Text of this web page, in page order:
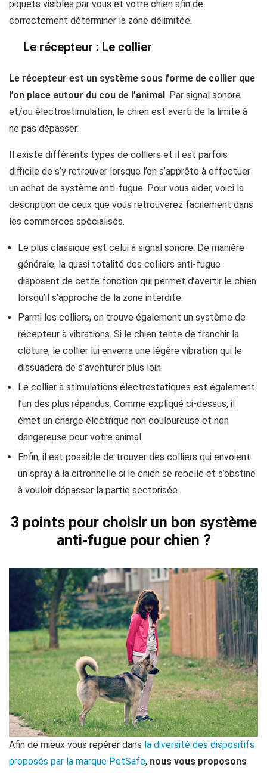
piquets visibles par vous et votre chien afin de
correctement déterminer la zone délimitée.
Le récepteur : Le collier
Le récepteur est un système sous forme de collier que
l’on place autour du cou de l’animal . Par signal sonore
et/ou électrostimulation, le chien est averti de la limite à
ne pas dépasser.
Il existe différents types de colliers et il est parfois
difficile de s’y retrouver lorsque l’on s’apprête à effectuer
un achat de système anti-fugue. Pour vous aider, voici la
description de ceux que vous retrouverez facilement dans
les commerces spécialisés.
Le plus classique est celui à signal sonore. De manière
générale, la quasi totalité des colliers anti-fugue
disposent de cette fonction qui permet d’avertir le chien
lorsqu’il s’approche de la zone interdite.
Parmi les colliers, on trouve également un système de
récepteur à vibrations. Si le chien tente de franchir la
clôture, le collier lui enverra une légère vibration qui le
dissuadera de s’aventurer plus loin.
Le collier à stimulations électrostatiques est également
l’un des plus répandus. Comme expliqué ci-dessus, il
émet un charge électrique non douloureuse et non
dangereuse pour votre animal.
Enfin, il est possible de trouver des colliers qui envoient
un spray à la citronnelle si le chien se rebelle et s’obstine
à vouloir dépasser la partie sectorisée.
3 points pour choisir un bon système
anti-fugue pour chien ?
Afin de mieux vous repérer dans la diversité des dispositifs
proposés par la marque PetSafe, nous vous proposons